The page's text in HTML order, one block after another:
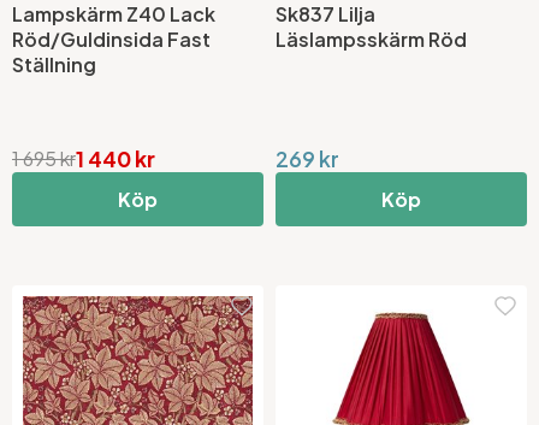
Lampskärm Z40 Lack
Röd/Guldinsida Fast
Ställning
1 440 kr
1 695 kr
Köp
Sk837 Lilja
Läslampsskärm Röd
269 kr
Köp